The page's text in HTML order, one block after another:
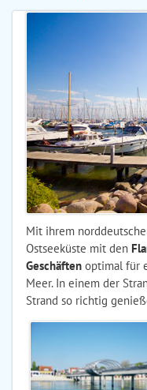
Mit ihrem
Ostseeküste mit den
Geschäften optimal für
Meer. In einem der
Strand so richtig